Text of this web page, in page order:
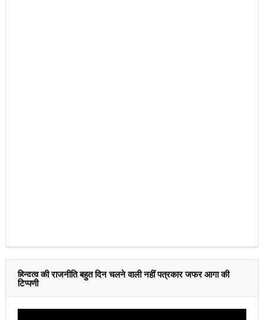
हिन्दुत्व की राजनीति बहुत दिन चलने वाली नहीं पत्रकार जफर आगा की
टिप्पणी